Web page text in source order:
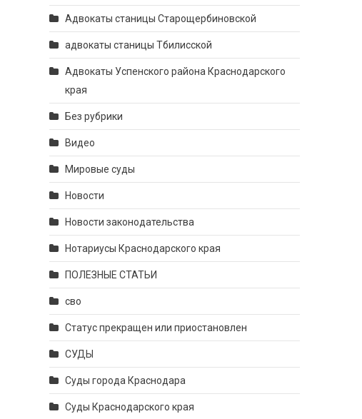
Адвокаты станицы Старощербиновской
адвокаты станицы Тбилисской
Адвокаты Успенского района Краснодарского
края
Без рубрики
Видео
Мировые суды
Новости
Новости законодательства
Нотариусы Краснодарского края
ПОЛЕЗНЫЕ СТАТЬИ
сво
Статус прекращен или приостановлен
СУДЫ
Суды города Краснодара
Суды Краснодарского края